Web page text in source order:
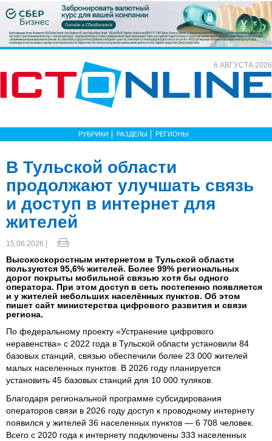
6 АВГУСТА 2026
РУБРИКИ РАЗДЕЛЫ РЕГИОНЫ
В Тульской области
продолжают улучшать связь
и доступ в интернет для
жителей
15.06.2026 |
Высокоскоростным интернетом в Тульской области
пользуются 95,6% жителей. Более 99% региональных
дорог покрыты мобильной связью хотя бы одного
оператора. При этом доступ в сеть постепенно появляется
и у жителей небольших населённых пунктов. Об этом
пишет сайт министерства цифрового развития и связи
региона.
По федеральному проекту «Устранение цифрового
неравенства» с 2022 года в Тульской области установили 84
базовых станций, связью обеспечили более 23 000 жителей
малых населенных пунктов. В 2026 году планируется
установить 45 базовых станций для 10 000 туляков.
Благодаря региональной программе субсидирования
операторов связи в 2026 году доступ к проводному интернету
появился у жителей 36 населенных пунктов — 6 708 человек.
Всего с 2020 года к интернету подключены 333 населенных